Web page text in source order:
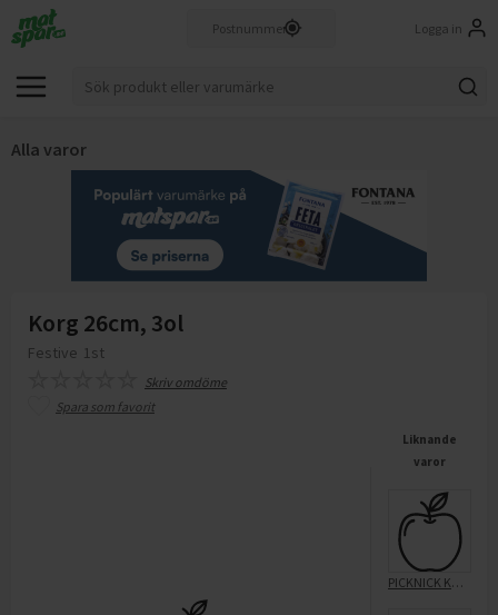
Logga in
Alla varor
Korg 26cm, 3ol
Festive 1st
Skriv omdöme
Spara som favorit
Liknande
varor
PICKNICK KORG SVART 35L